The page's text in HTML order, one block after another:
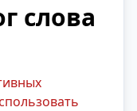
слова